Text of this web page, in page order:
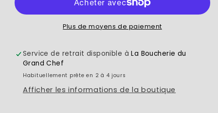
x
(20
x
150g)
Plus de moyens de paiement
Service de retrait disponible àLa Boucherie du
Grand Chef
Habituellement prête en 2 à 4 jours
Afficher les informations de la boutique